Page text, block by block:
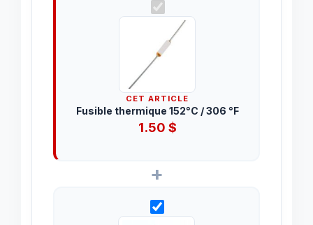
CET ARTICLE
Fusible thermique 152°C / 306 °F
1.50 $
+